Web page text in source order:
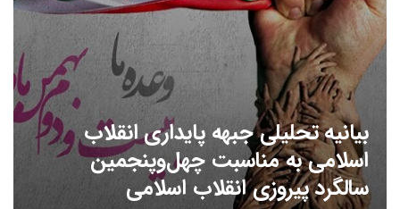
بیانیه تحلیلی جبهه پایداری انقلاب
اسلامی به مناسبت چهل‌وپنجمین
سالگرد پیروزی انقلاب اسلامی